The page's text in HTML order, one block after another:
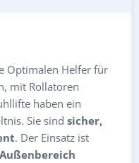
Optimalen Helfer für
mit Rollatoren
haben ein
Sie sind sicher,
. Der Einsatz ist